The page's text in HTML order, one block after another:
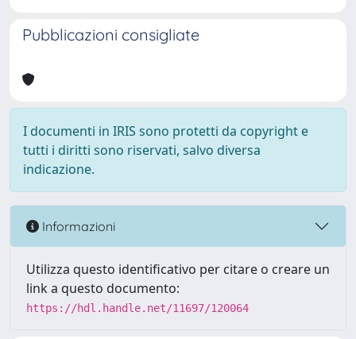
Pubblicazioni consigliate
I documenti in IRIS sono protetti da copyright e
tutti i diritti sono riservati, salvo diversa
indicazione.
Informazioni
Utilizza questo identificativo per citare o creare un
link a questo documento:
https://hdl.handle.net/11697/120064